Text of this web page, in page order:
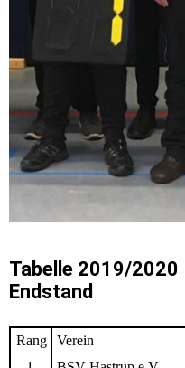
Tabelle 2019/
Endstand
Rang Verein